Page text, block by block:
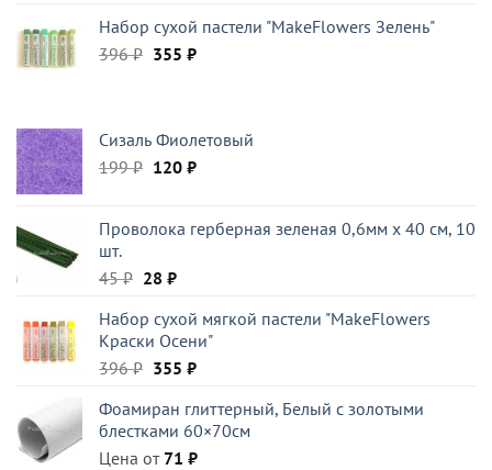
Набор сухой пастели "MakeFlowers Зелень"
396₽ Первоначальная
355 ₽Текущая
Сизаль Фиолетовый
199₽ Первоначальная
199 ₽.
120 ₽Текущая
Проволока герберная зеленая 0,6мм x 40 см, 10
шт.
45₽ Первоначальная
составляла
45 ₽.
28 ₽Текущая
28 ₽.
Набор сухой мягкой пастели "MakeFlowers
Краски Осени"
396₽ Первоначальная
составляла
396 ₽.
355 ₽Текущая
355 ₽.
Фоамиран глиттерный, Белый c золотыми
блестками 60×70см
Цена от 71 ₽